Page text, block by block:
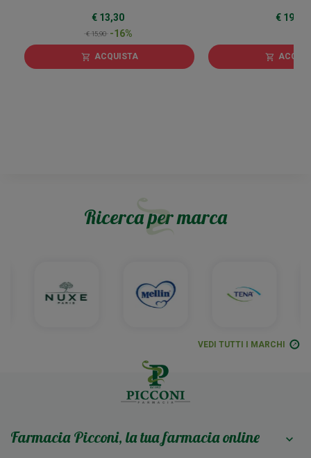
€ 13,30
€ 15,90 -16%
shopping_cart ACQUISTA
€ 19,35
shopping_cart
Ricerca per marca
VEDI TUTTI I MARCHI
Farmacia Picconi, la tua farmacia online 